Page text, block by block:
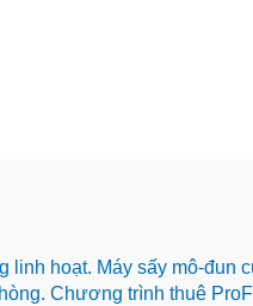
linh hoạt. Máy sấy mô-
Chương trình thuê